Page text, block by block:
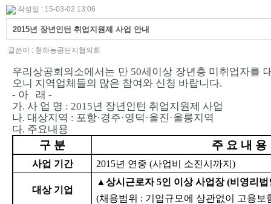
작성일 : 15-03-02 13:06
2015년 장년인턴 취업지원제 사업 안내
글쓴이 : 청하농공단지협의회
우리상공회의소에서는 만 50세이상 장년층 미취업자를
오니 지역업체들의 많은 참여와 신청 바랍니다.
- 아 래 -
가. 사 업 명 : 2015년 장년인턴 취업지원제 사업
나. 대상지역 : 포항·경주·영덕·울진·울릉지역
다. 주요내용
구 분 주 요 내 용
사업 기간 2015년 연중 (사업비 소진시까지)
대상 기업
▲상시근로자 5인 이상 사업장 (비영리법
(채용범위 : 기업규모에 상관없이 고용보